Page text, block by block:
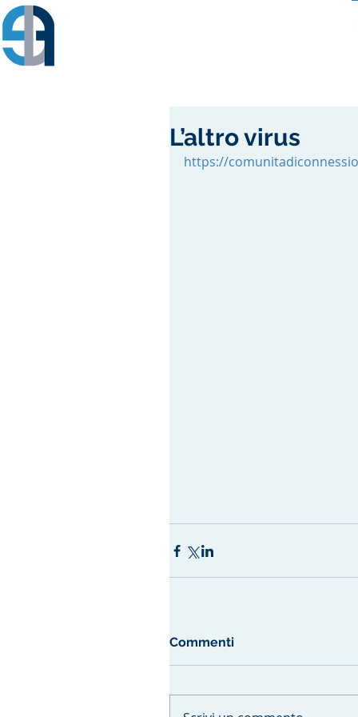
L’altro virus
https://
Commenti